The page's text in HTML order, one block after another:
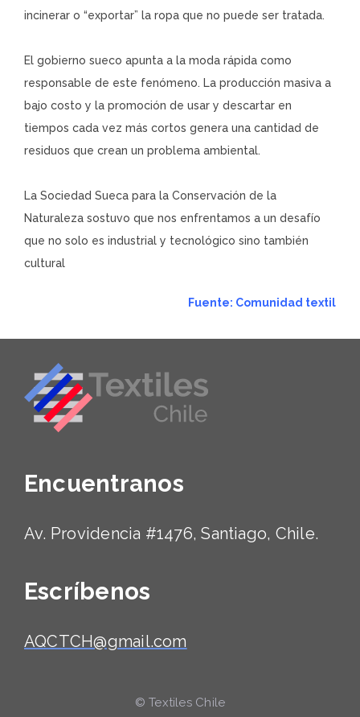
incinerar o “exportar” la ropa que no puede ser tratada.
El gobierno sueco apunta a la moda rápida como
responsable de este fenómeno. La producción masiva a
bajo costo y la promoción de usar y descartar en
tiempos cada vez más cortos genera una cantidad de
residuos que crean un problema ambiental.
La Sociedad Sueca para la Conservación de la
Naturaleza sostuvo que nos enfrentamos a un desafío
que no solo es industrial y tecnológico sino también
cultural
Fuente: Comunidad textil
Encuentranos
Av. Providencia #1476, Santiago, Chile.
Escríbenos
AQCTCH@gmail.com
© Textiles Chile